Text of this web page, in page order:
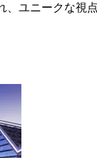
、ユニークな視